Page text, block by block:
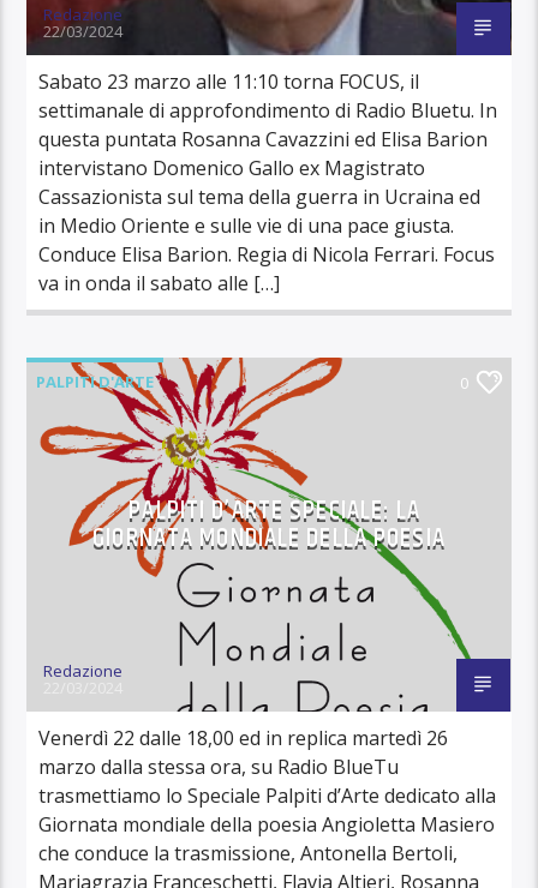
Redazione
22/03/2024
Sabato 23 marzo alle 11:10 torna FOCUS, il
settimanale di approfondimento di Radio Bluetu. In
questa puntata Rosanna Cavazzini ed Elisa Barion
intervistano Domenico Gallo ex Magistrato
Cassazionista sul tema della guerra in Ucraina ed
in Medio Oriente e sulle vie di una pace giusta.
Conduce Elisa Barion. Regia di Nicola Ferrari. Focus
va in onda il sabato alle […]
PALPITI D'ARTE 0
PALPITI D’ARTE SPECIALE: LA
GIORNATA MONDIALE DELLA POESIA
Redazione
Venerdì 22 dalle 18,00 ed in replica martedì 26
marzo dalla stessa ora, su Radio BlueTu
trasmettiamo lo Speciale Palpiti d’Arte dedicato alla
Giornata mondiale della poesia Angioletta Masiero
che conduce la trasmissione, Antonella Bertoli,
Mariagrazia Franceschetti, Flavia Altieri, Rosanna